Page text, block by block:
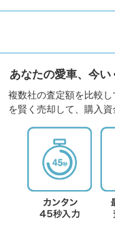
あなたの愛車、今い
複数社の査定額を比較
を賢く売却して、購入